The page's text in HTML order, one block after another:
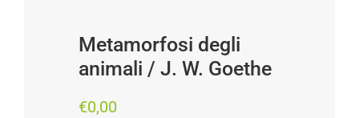
Metamorfosi degli
animali / J. W. Goethe
€0,00